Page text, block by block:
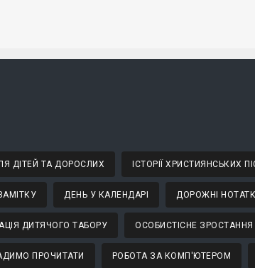
ДІТЕЙ ТА ДОРОСЛИХ ІСТОРІЇ ХРИСТИЯНСЬКИХ
ДЕНЬ У КАЛЕНДАРІ ДОРОЖНІ
ДИТЯЧОГО ТАБОРУ ОСОБИСТІСНЕ ЗРОСТАННЯ
ПРОЧИТАТИ РОБОТА ЗА КОМП'ЮТЕРОМ